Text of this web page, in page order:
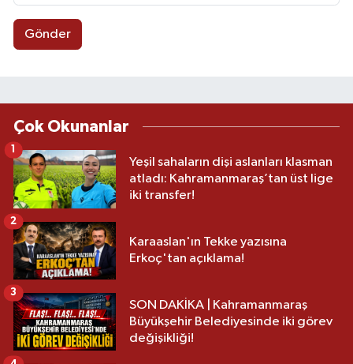
Gönder
Çok Okunanlar
Yeşil sahaların dişi aslanları klasman
atladı: Kahramanmaraş’tan üst lige
iki transfer!
Karaaslan'ın Tekke yazısına
Erkoç'tan açıklama!
2
SON DAKİKA | Kahramanmaraş
Büyükşehir Belediyesinde iki görev
değişikliği!
3